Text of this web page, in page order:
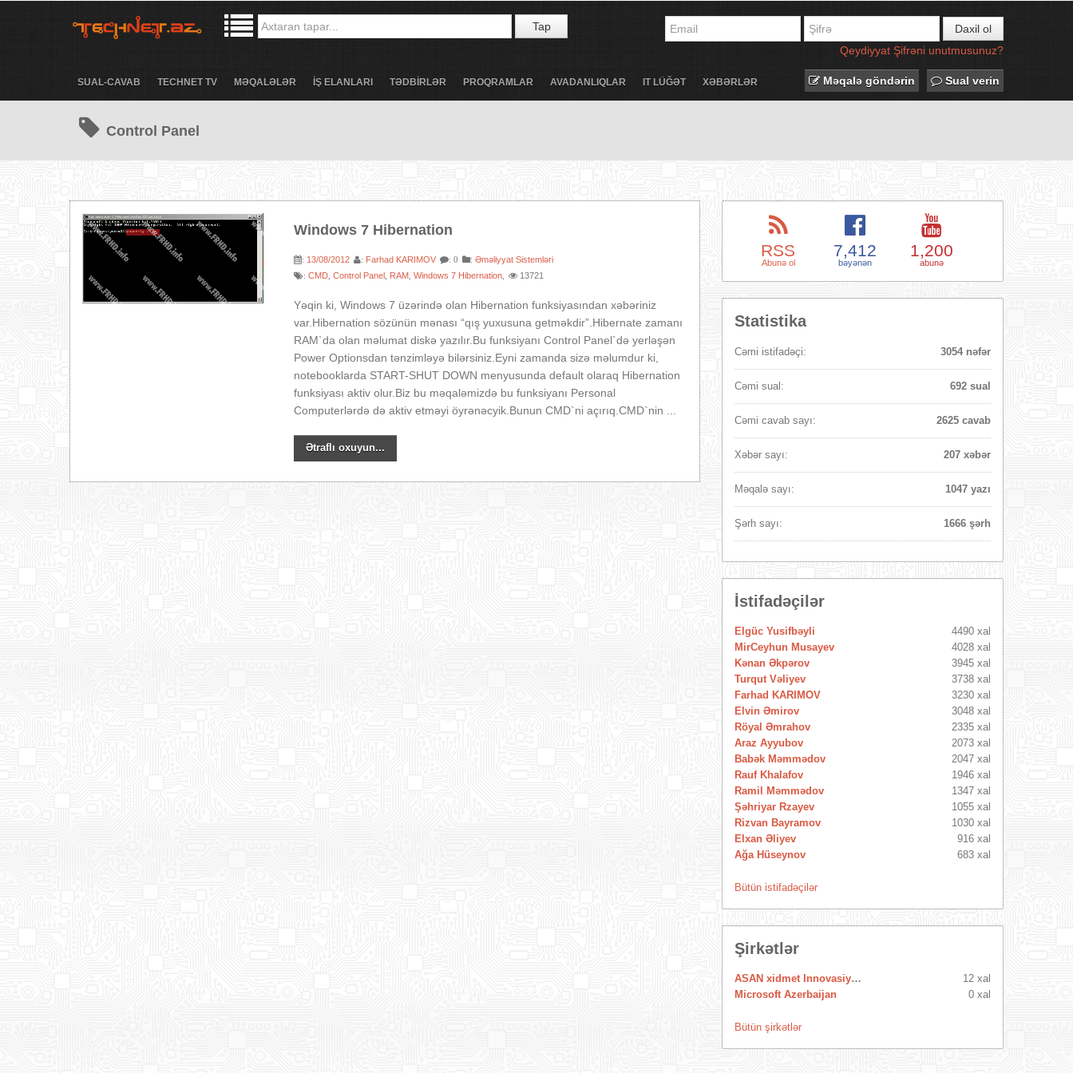
Tap
Daxil ol
Qeydiyyat Şifrəni unutmusunuz?
SUAL-CAVAB TECHNET TV MƏQALƏLƏR İŞ ELANLARI TƏDBİRLƏR PROQRAMLAR AVADANLIQLAR IT LÜĞƏT XƏBƏRLƏR Məqalə göndərin Sual verin
Control Panel
Windows 7 Hibernation
: 13/08/2012 : Farhad KARIMOV : 0 :Əməliyyat Sistemləri
:CMD ,Control Panel RAM ,Windows 7 Hibernation 13721
Yəqin ki, Windows 7 üzərində olan Hibernation funksiyasından xəbəriniz
var.Hibernation sözünün mənası “qış yuxusuna getməkdir”.Hibernate zamanı
RAM`da olan məlumat diskə yazılır.Bu funksiyanı Control Panel`də yerləşən
Power Optionsdan tənzimləyə bilərsiniz.Eyni zamanda sizə məlumdur ki,
notebooklarda START-SHUT DOWN menyusunda default olaraq Hibernation
funksiyası aktiv olur.Biz bu məqaləmizdə bu funksiyanı Personal
Computerlərdə də aktiv etməyi öyrənəcyik.Bunun CMD`ni açırıq.CMD`nin ...
Ətraflı oxuyun...
RSS
Abunə ol
7,412
bəyənən
1,200
abunə
Statistika
Cəmi istifadəçi: 3054 nəfər
Cəmi sual: 692 sual
Cəmi cavab sayı: 2625 cavab
Xəbər sayı: 207 xəbər
Məqalə sayı: 1047 yazı
Şərh sayı: 1666 şərh
İstifadəçilər
Elgüc Yusifbəyli
4490 xal
MirCeyhun Musayev
4028 xal
Kənan Əkpərov
3945 xal
Turqut Vəliyev
3738 xal
Farhad KARIMOV
3230 xal
Elvin Əmirov
3048 xal
Röyal Əmrahov
2335 xal
Araz Ayyubov
2073 xal
Babək Məmmədov
2047 xal
Rauf Khalafov
1946 xal
Ramil Məmmədov
1347 xal
Şəhriyar Rzayev
1055 xal
Rizvan Bayramov
1030 xal
Elxan Əliyev
916 xal
Ağa Hüseynov
683 xal
Bütün istifadəçilər
Şirkətlər
ASAN xidmet Innovasiya Mərkəzi
12 xal
Microsoft Azerbaijan
0 xal
Bütün şirkətlər